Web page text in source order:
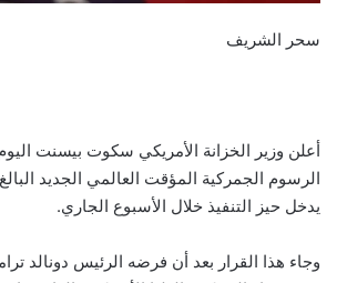
سحر الشريف
أعلن وزير الخزانة الأمريكي سكوت بيسنت
يدخل حيز التنفيذ خلال الأسبوع الجاري.
وجاء هذا القرار بعد أن فرضه الرئيس دونالد